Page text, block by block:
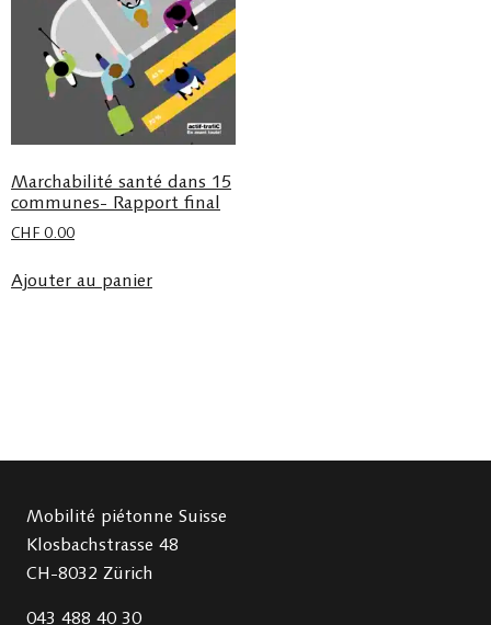
Marchabilité santé dans 15
communes- Rapport final
CHF 0.00
Ajouter au panier
Mobilité piétonne Suisse
Klosbachstrasse 48
CH-8032 Zürich
043 488 40 30